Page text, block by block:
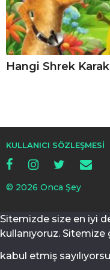
Hangi Shrek
KULLANICI SÖZLEŞMESI
© 2026 Onca Şey
Sitemizde size en iyi
kullanıyoruz. Sitemize
kabul etmiş